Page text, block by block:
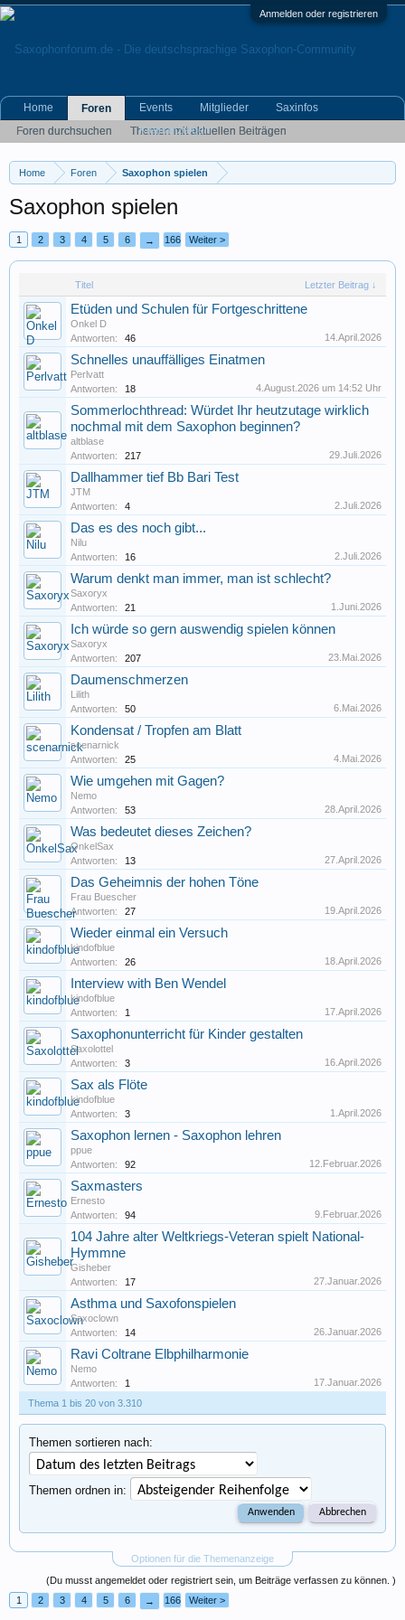
Anmelden oder registrieren
Home Foren Saxophon spielen
Saxophon spielen
1 2 3 4 5 6 → 166 Weiter >
Titel Letzter Beitrag ↓
Etüden und Schulen für Fortgeschrittene
Onkel D
Antworten:
46 14.April.2026
Schnelles unauffälliges Einatmen
Perlvatt
Antworten:
18 4.August.2026 um 14:52 Uhr
Sommerlochthread: Würdet Ihr heutzutage wirklich
nochmal mit dem Saxophon beginnen?
altblase
Antworten:
217 29.Juli.2026
Dallhammer tief Bb Bari Test
JTM
Antworten:
4 2.Juli.2026
Das es des noch gibt...
Nilu
Antworten:
16 2.Juli.2026
Warum denkt man immer, man ist schlecht?
Saxoryx
Antworten:
21 1.Juni.2026
Ich würde so gern auswendig spielen können
Saxoryx
Antworten:
207 23.Mai.2026
Daumenschmerzen
Lilith
Antworten:
50 6.Mai.2026
Kondensat / Tropfen am Blatt
scenarnick
Antworten:
25 4.Mai.2026
Wie umgehen mit Gagen?
Nemo
Antworten:
53 28.April.2026
Was bedeutet dieses Zeichen?
OnkelSax
Antworten:
13 27.April.2026
Das Geheimnis der hohen Töne
Frau Buescher
Antworten:
27 19.April.2026
Wieder einmal ein Versuch
kindofblue
Antworten:
26 18.April.2026
Interview with Ben Wendel
kindofblue
Antworten:
1 17.April.2026
Saxophonunterricht für Kinder gestalten
Saxolottel
Antworten:
3 16.April.2026
Sax als Flöte
kindofblue
Antworten:
3 1.April.2026
Saxophon lernen - Saxophon lehren
ppue
Antworten:
92 12.Februar.2026
Saxmasters
Ernesto
Antworten:
94 9.Februar.2026
104 Jahre alter Weltkriegs-Veteran spielt National-
Hymmne
Gisheber
Antworten:
17 27.Januar.2026
Asthma und Saxofonspielen
Saxoclown
Antworten:
14 26.Januar.2026
Ravi Coltrane Elbphilharmonie
Nemo
Antworten:
1
17.Januar.2026
Thema 1 bis 20 von 3.310
Optionen für die Themenanzeige
Themen sortieren nach:
Themen ordnen in:
(Du musst angemeldet oder registriert sein, um Beiträge verfassen zu können. )
1
2 3 4 5 6 → 166 Weiter >
Home
Foren
Foren durchsuchen
Themen mit aktuellen Beiträgen
Events Mitglieder
Saxinfos
Kleinanzeigen